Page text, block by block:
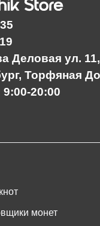
Деловая ул.
Торфяная
20:00
монет